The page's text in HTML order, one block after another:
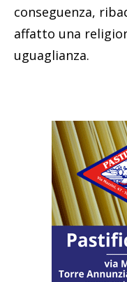
conseguenza,
affatto una
uguaglianza.